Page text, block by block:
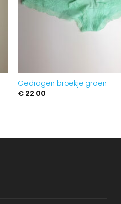
Gedragen broekje groen
€22.00